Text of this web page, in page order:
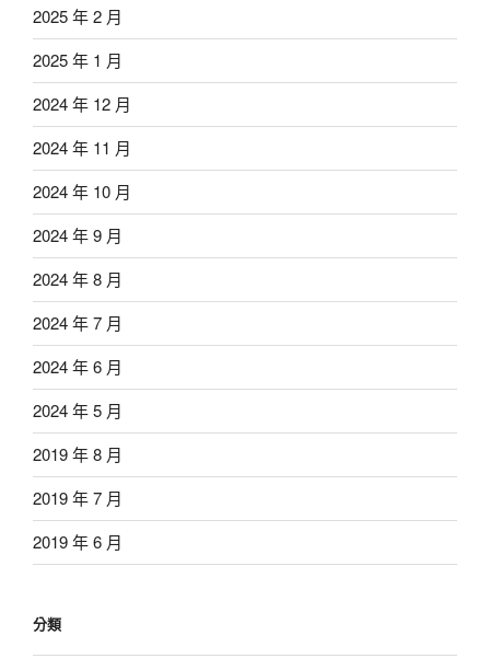
2025 年 2 月
2025 年 1 月
2024 年 12 月
2024 年 11 月
2024 年 10 月
2024 年 9 月
2024 年 8 月
2024 年 7 月
2024 年 6 月
2024 年 5 月
2019 年 8 月
2019 年 7 月
2019 年 6 月
分類